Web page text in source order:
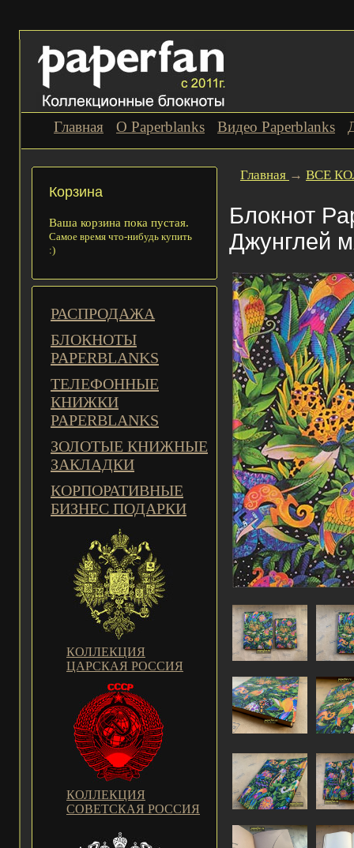
Главная О Paperblanks Видео Paperblanks
Корзина
Ваша корзина пока пустая.
Самое время что-нибудь купить
:)
РАСПРОДАЖА
БЛОКНОТЫ
PAPERBLANKS
ТЕЛЕФОННЫЕ
КНИЖКИ
PAPERBLANKS
ЗОЛОТЫЕ КНИЖНЫЕ
ЗАКЛАДКИ
КОРПОРАТИВНЫЕ
БИЗНЕС ПОДАРКИ
КОЛЛЕКЦИЯ
ЦАРСКАЯ РОССИЯ
КОЛЛЕКЦИЯ
СОВЕТСКАЯ РОССИЯ
Главная → ВСЕ
Блокнот
Джунглей